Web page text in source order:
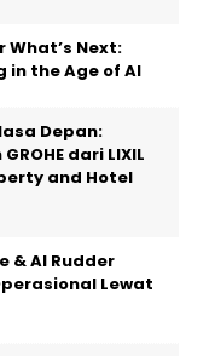
What’s Next:
in the Age of AI
Depan:
dari LIXIL
and Hotel
& AI Rudder
Lewat